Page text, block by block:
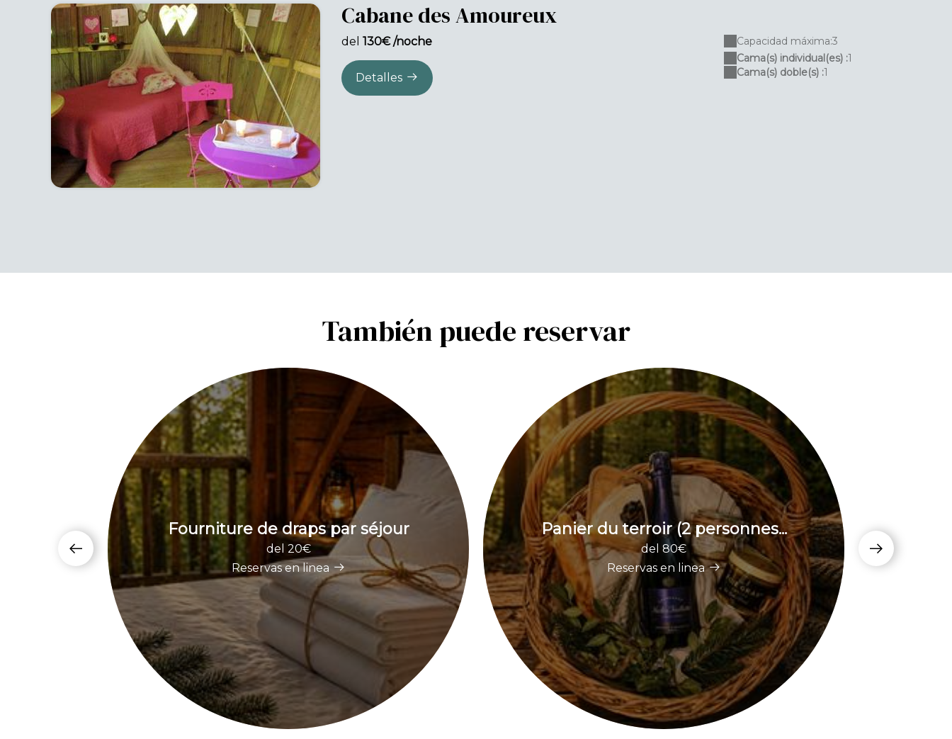
Cabane des Amoureux
del 130€ /noche
Detalles
Capacidad máxima:3
Cama(s) individual(es) :1
Cama(s) doble(s) :1
También puede reservar
Fourniture de draps par séjour
del 20€
Reservas en linea
Panier du terroir (2 personnes...
del 80€
Reservas en linea